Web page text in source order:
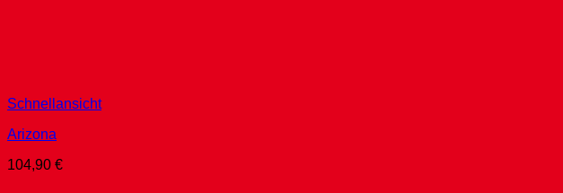
Schnellansicht
Arizona
104,90 €